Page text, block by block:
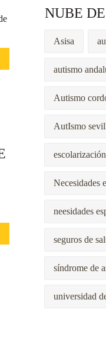
NUBE
Asisa
autismo
Autismo
AutIsmo
escolarización
Necesidades
neesidades
seguros de
síndrome de
universidad